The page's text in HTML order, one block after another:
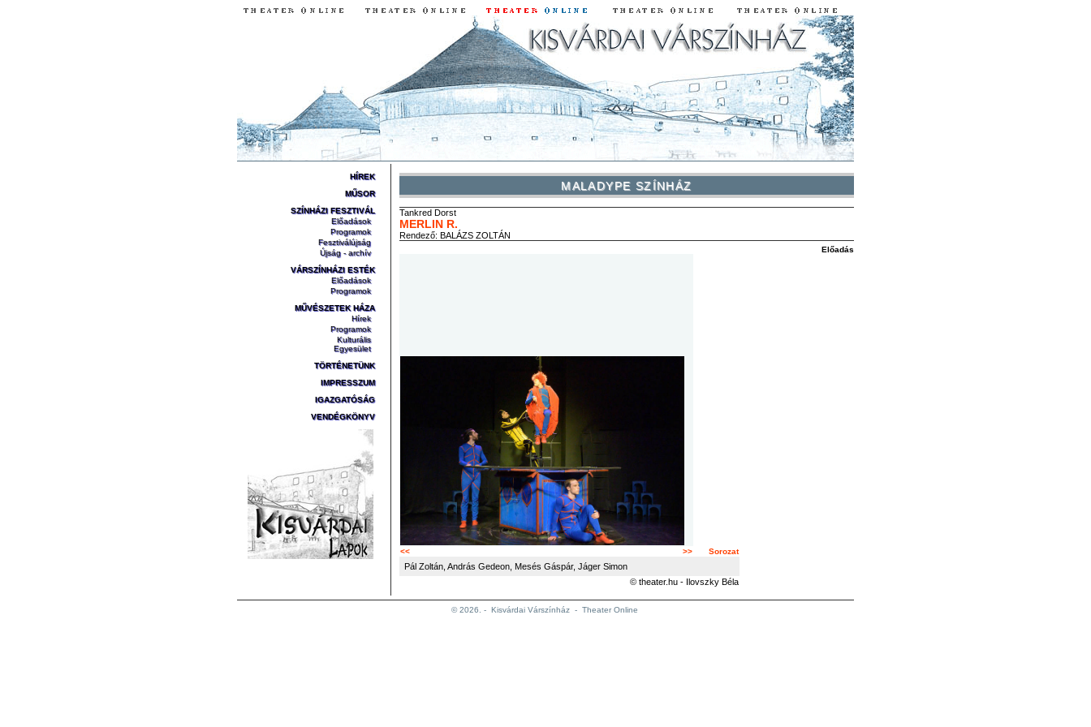
HÍREK
MŰSOR
SZÍNHÁZI FESZTIVÁL
Előadások
Programok
Fesztiválújság
Újság - archív
VÁRSZÍNHÁZI ESTÉK
Előadások
Programok
MŰVÉSZETEK HÁZA
Hírek
Programok
Kulturális
Egyesület
TÖRTÉNETÜNK
IMPRESSZUM
IGAZGATÓSÁG
VENDÉGKÖNYV
MALADYPE SZÍNHÁZ
Tankred Dorst
MERLIN R.
Rendező: BALÁZS ZOLTÁN
Előadás
<< >> Sorozat
Pál Zoltán, András Gedeon, Mesés Gáspár, Jáger Simon
© theater.hu - Ilovszky Béla
© 2026. - Kisvárdai Várszínház - Theater Online